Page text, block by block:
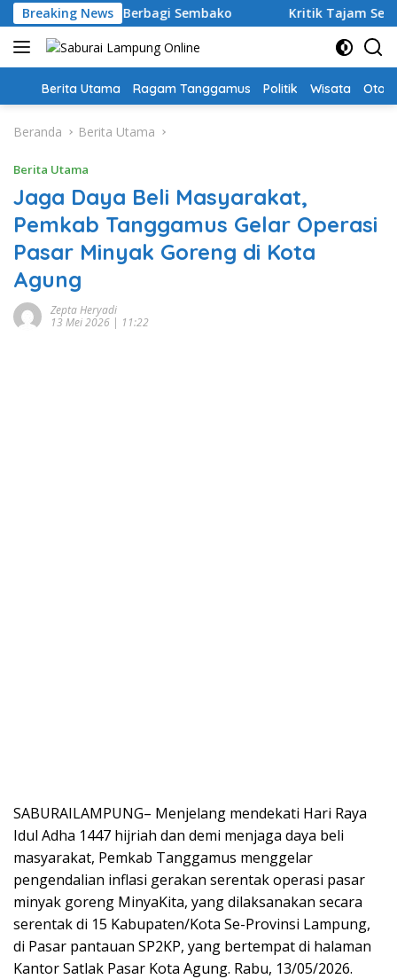
Langsung
ke
konten
Breaking News
Sekaligus Berbagi Sembako Kritik Tajam Sekda
Home
Berita Utama Ragam Tanggamus Politik Wisata Oto
Beranda Berita Utama
Berita Utama
Jaga Daya Beli Masyarakat,
Pemkab Tanggamus Gelar Operasi
Pasar Minyak Goreng di Kota
Agung
Zepta Heryadi
13 Mei 2026 | 11:22
SABURAILAMPUNG– Menjelang mendekati Hari Raya
Idul Adha 1447 hijriah dan demi menjaga daya beli
masyarakat, Pemkab Tanggamus menggelar
pengendalian inflasi gerakan serentak operasi pasar
minyak goreng MinyaKita, yang dilaksanakan secara
serentak di 15 Kabupaten/Kota Se-Provinsi Lampung,
di Pasar pantauan SP2KP, yang bertempat di halaman
Kantor Satlak Pasar Kota Agung. Rabu, 13/05/2026.